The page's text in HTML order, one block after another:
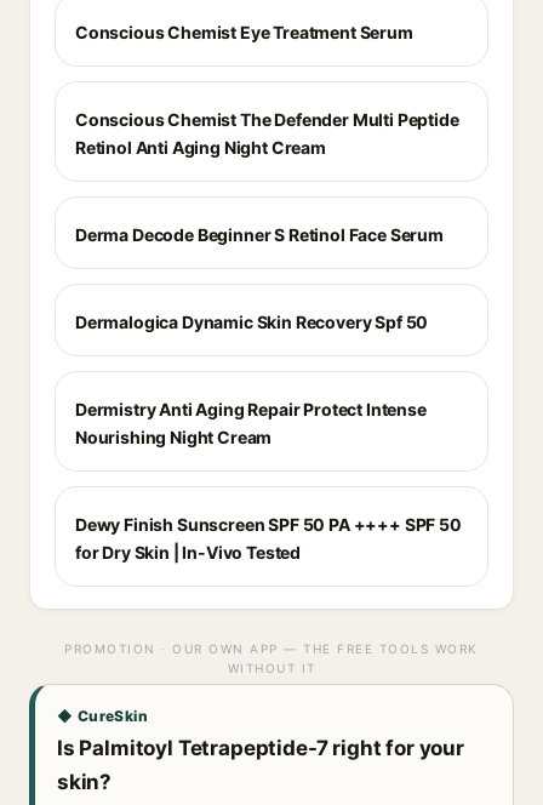
Conscious Chemist Eye Treatment Serum
Conscious Chemist The Defender Multi Peptide
Retinol Anti Aging Night Cream
Derma Decode Beginner S Retinol Face Serum
Dermalogica Dynamic Skin Recovery Spf 50
Dermistry Anti Aging Repair Protect Intense
Nourishing Night Cream
Dewy Finish Sunscreen SPF 50 PA ++++ SPF 50
for Dry Skin | In-Vivo Tested
PROMOTION · OUR OWN APP — THE FREE TOOLS WORK
WITHOUT IT
◆ CureSkin
Is Palmitoyl Tetrapeptide-7 right for your
skin?